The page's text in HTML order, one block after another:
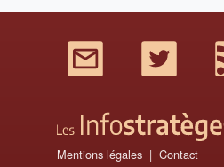
Twitter
Mentions légales Contact